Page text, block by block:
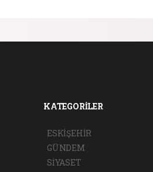
KATEGORİLER
ESKİŞEHİR
GÜNDEM
SİYASET